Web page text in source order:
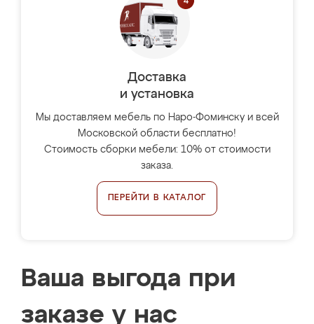
Доставка
и установка
Мы доставляем мебель по Наро-Фоминску и всей
Московской области бесплатно!
Стоимость сборки мебели: 10% от стоимости
заказа.
ПЕРЕЙТИ В КАТАЛОГ
Ваша выгода при
заказе у нас